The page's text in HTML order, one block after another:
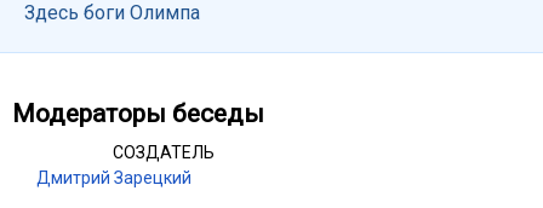
Здесь боги Олимпа
Модераторы беседы
СОЗДАТЕЛЬ
Дмитрий Зарецкий